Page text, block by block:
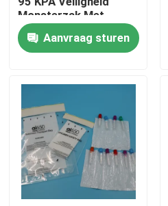
Thuis
Video's
Over ons
Monsterzak Met
Absorberende Zak
Aanvraag sturen